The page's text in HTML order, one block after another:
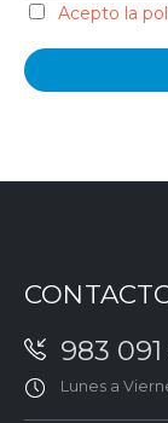
Acepto la
983
Lunes a